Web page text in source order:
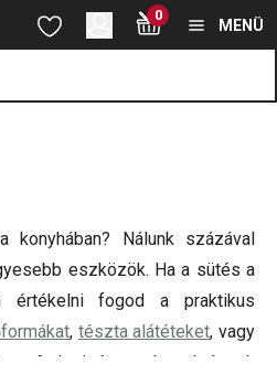
fő tartalomhoz
a kereséshez
navigációhoz 0
MENÜ
Nálunk százával
eszközök. Ha a sütés a
értékelni fogod a praktikus
, tészta alátéteket, vagy
. A legigényeseb cukrászok